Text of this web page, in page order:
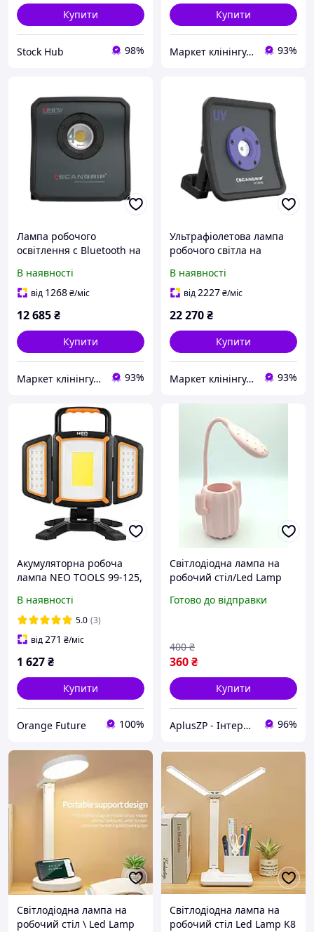
Купити
Stock Hub 98%
Купити
Маркет клінінгу, детейлінгу, автомийки 93%
Лампа робочого
освітлення c Bluetooth на
Nova 4 SPS
В наявності
від 1268₴/міс
12 685₴
Купити
Маркет клінінгу, детейлінгу, автомийки 93%
Ультрафіолетова лампа
робочого світла на
Nova-UV S
В наявності
від2227₴/міс
22 270₴
Купити
Маркет клінінгу, детейлінгу, автомийки 93%
Акумуляторна робоча
лампа NEO TOOLS 99-125,
магнітне кріплення,
павербанк
В наявності
5.0 (3)
від271 ₴/міс
1 627₴
Купити
Orange Future 100%
Світлодіодна лампа на
робочий стіл/Led Lamp
Готово до відправки
360₴
400 ₴
Купити
AplusZP - Інтернет магазин оптових цін 96%
Світлодіодна лампа на
робочий стіл \ Led Lamp
Світлодіодна лампа на
робочий стіл Led Lamp K8